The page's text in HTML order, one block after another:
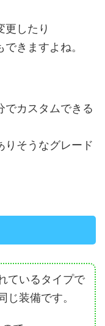
更したり
きますよね。
でカスタムできる
りそうなグレード
ているタイプで
じ装備です。